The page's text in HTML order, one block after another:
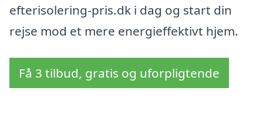
efterisolering-pris.dk i dag og start din
rejse mod et mere energieffektivt hjem.
Få 3 tilbud, gratis og uforpligtende